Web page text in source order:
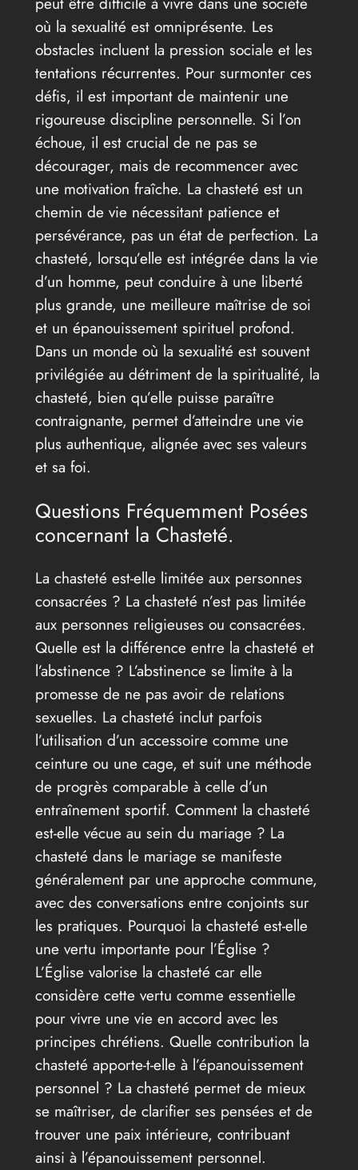
où la sexualité est omniprésente. Les
obstacles incluent la pression sociale et les
tentations récurrentes. Pour surmonter ces
défis, il est important de maintenir une
rigoureuse discipline personnelle. Si l’on
échoue, il est crucial de ne pas se
décourager, mais de recommencer avec
une motivation fraîche. La chasteté est un
chemin de vie nécessitant patience et
persévérance, pas un état de perfection. La
chasteté, lorsqu’elle est intégrée dans la vie
d’un homme, peut conduire à une liberté
plus grande, une meilleure maîtrise de soi
et un épanouissement spirituel profond.
Dans un monde où la sexualité est souvent
privilégiée au détriment de la spiritualité, la
chasteté, bien qu’elle puisse paraître
contraignante, permet d’atteindre une vie
plus authentique, alignée avec ses valeurs
et sa foi.
Questions Fréquemment Posées
concernant la Chasteté.
La chasteté est-elle limitée aux personnes
consacrées ? La chasteté n’est pas limitée
aux personnes religieuses ou consacrées.
Quelle est la différence entre la chasteté et
l’abstinence ? L’abstinence se limite à la
promesse de ne pas avoir de relations
sexuelles. La chasteté inclut parfois
l’utilisation d’un accessoire comme une
ceinture ou une cage, et suit une méthode
de progrès comparable à celle d’un
entraînement sportif. Comment la chasteté
est-elle vécue au sein du mariage ? La
chasteté dans le mariage se manifeste
généralement par une approche commune,
avec des conversations entre conjoints sur
les pratiques. Pourquoi la chasteté est-elle
une vertu importante pour l’Église ?
L’Église valorise la chasteté car elle
considère cette vertu comme essentielle
pour vivre une vie en accord avec les
principes chrétiens. Quelle contribution la
chasteté apporte-t-elle à l’épanouissement
personnel ? La chasteté permet de mieux
se maîtriser, de clarifier ses pensées et de
trouver une paix intérieure, contribuant
ainsi à l’épanouissement personnel.